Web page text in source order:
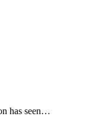
has seen…